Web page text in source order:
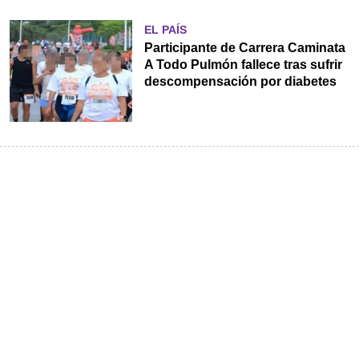
EL PAÍS
Participante de Carrera Caminata
A Todo Pulmón fallece tras sufrir
descompensación por diabetes